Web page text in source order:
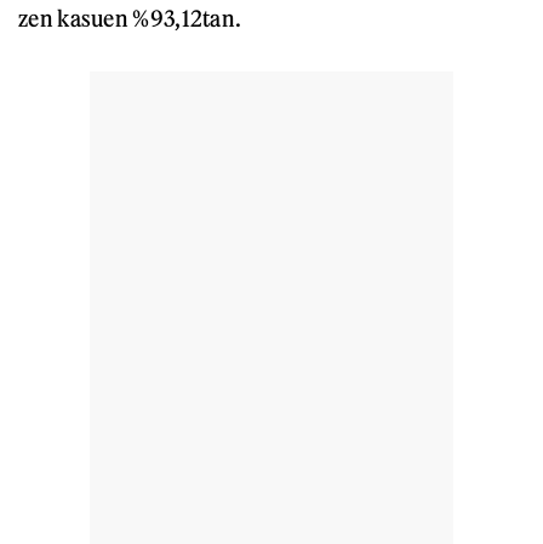
zen kasuen %93,12tan.